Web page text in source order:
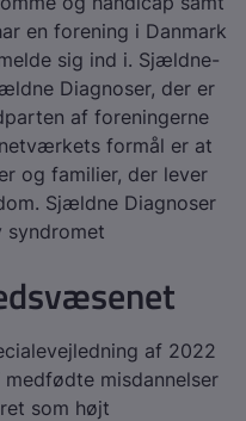
en forening i Danmark
sig ind i. Sjældne-
Diagnoser, der er
af foreningerne
formål er at
og familier, der lever
Sjældne Diagnoser
syndromet
af 2022
misdannelser
som højt